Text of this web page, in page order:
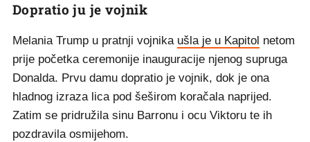
Dopratio ju je vojnik
Melania Trump u pratnji vojnika ušla je u Kapitol netom
prije početka ceremonije inauguracije njenog supruga
Donalda. Prvu damu dopratio je vojnik, dok je ona
hladnog izraza lica pod šeširom koračala naprijed.
Zatim se pridružila sinu Barronu i ocu Viktoru te ih
pozdravila osmijehom.